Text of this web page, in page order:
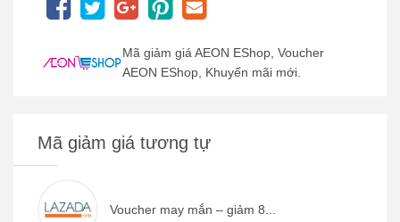
Mã giảm giá AEON EShop, Voucher
AEON EShop, Khuyến mãi mới.
Mã giảm giá tương tự
Voucher may mắn – giảm 8...